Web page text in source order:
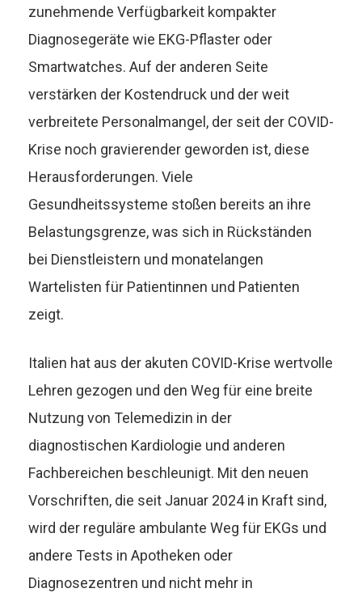
zunehmende Verfügbarkeit kompakter
Diagnosegeräte wie EKG-Pflaster oder
Smartwatches. Auf der anderen Seite
verstärken der Kostendruck und der weit
verbreitete Personalmangel, der seit der COVID-
Krise noch gravierender geworden ist, diese
Herausforderungen. Viele
Gesundheitssysteme stoßen bereits an ihre
Belastungsgrenze, was sich in Rückständen
bei Dienstleistern und monatelangen
Wartelisten für Patientinnen und Patienten
zeigt.
Italien hat aus der akuten COVID-Krise wertvolle
Lehren gezogen und den Weg für eine breite
Nutzung von Telemedizin in der
diagnostischen Kardiologie und anderen
Fachbereichen beschleunigt. Mit den neuen
Vorschriften, die seit Januar 2024 in Kraft sind,
wird der reguläre ambulante Weg für EKGs und
andere Tests in Apotheken oder
Diagnosezentren und nicht mehr in